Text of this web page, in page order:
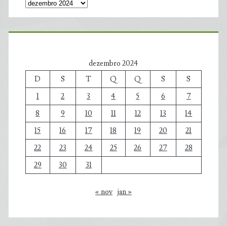
dezembro 2024
D
S T Q Q S
S
1
2 3 4 5 6
7
8
9 10 11 12 13
14
15
16 17 18 19 20
21
22
23 24 25 26 27
28
29
30 31
« nov jan »